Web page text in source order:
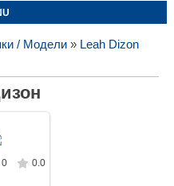
/ Модели» Leah Dizon
0 0.0